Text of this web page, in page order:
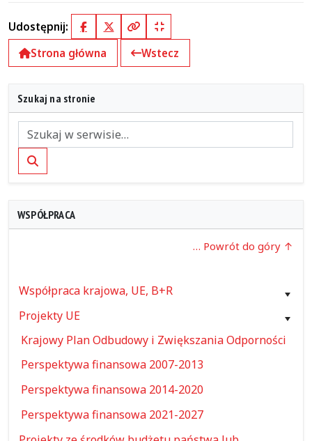
Udostępnij: FacebookX (Twitter)
Kopiuj pełny link
Kopiuj krótki link
Strona główna
Wstecz
Szukaj na stronie
Szukaj
WSPÓŁPRACA
… Powrót do góry
Współpraca krajowa, UE, B+R
Projekty UE
Krajowy Plan Odbudowy i Zwiększania Odporności
Perspektywa finansowa 2007-2013
Perspektywa finansowa 2014-2020
Perspektywa finansowa 2021-2027